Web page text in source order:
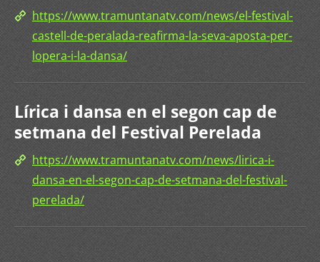
https://www.tramuntanatv.com/news/el-festival-
castell-de-peralada-reafirma-la-seva-aposta-per-
lopera-i-la-dansa/
Lírica i dansa en el segon cap de
setmana del Festival Perelada
https://www.tramuntanatv.com/news/lirica-i-
dansa-en-el-segon-cap-de-setmana-del-festival-
perelada/